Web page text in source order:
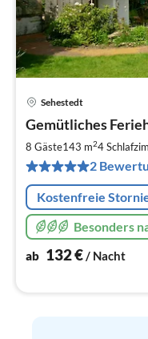
Sehestedt
Gemütliches
8 Gäste143 m24
2
Kostenfreie
Besonders
ab 132€/ Nacht